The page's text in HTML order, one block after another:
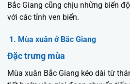
Bắc Giang cũng chịu những biến
với các tỉnh ven biển.
1. Mùa xuân ở Bắc Giang
Đặc trưng mùa
Mùa xuân Bắc Giang kéo dài từ